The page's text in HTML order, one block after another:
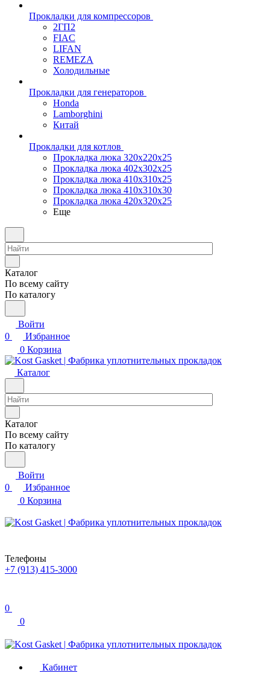
Прокладки для компрессоров
2ГП2
FIAC
LIFAN
REMEZA
Холодильные
Прокладки для генераторов
Honda
Lamborghini
Китай
Прокладки для котлов
Прокладка люка 320x220x25
Прокладка люка 402x302x25
Прокладка люка 410x310x25
Прокладка люка 410х310х30
Прокладка люка 420x320x25
Еще
Каталог
По всему сайту
По каталогу
Войти
0
Избранное
0 Корзина
Каталог
Каталог
По всему сайту
По каталогу
Войти
0
Избранное
0 Корзина
Телефоны
+7 (913) 415-3000
0
0
Кабинет